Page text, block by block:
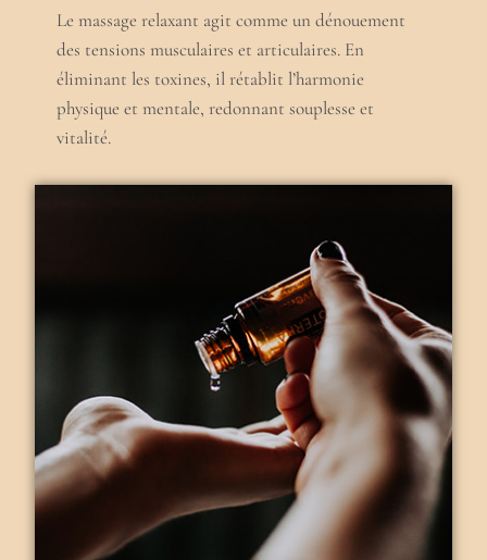
Le massage relaxant agit comme un dénouement
des tensions musculaires et articulaires. En
éliminant les toxines, il rétablit l’harmonie
physique et mentale, redonnant souplesse et
vitalité.